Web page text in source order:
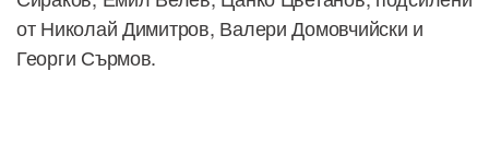
от Николай Димитров, Валери Домовчийски и
Георги Сърмов.